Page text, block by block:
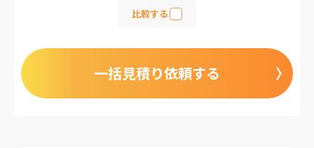
比較する
一括見積り依頼する